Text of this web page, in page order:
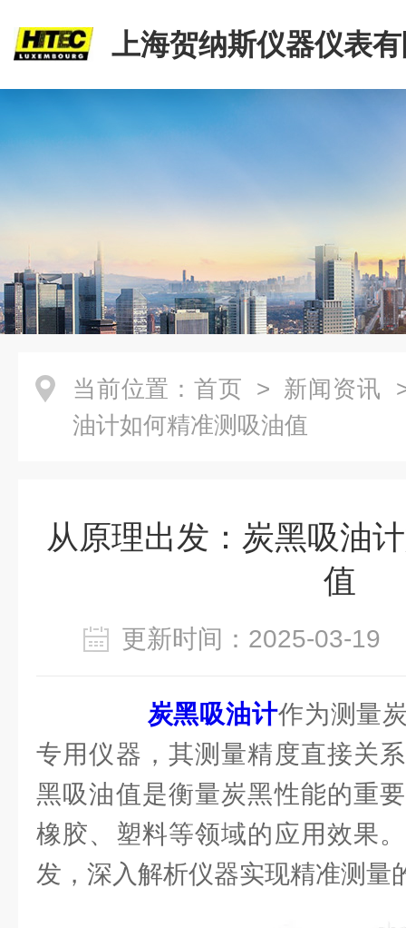
上海贺纳斯仪器仪表
当前位置： 首页 > 新闻资讯
油计如何精准测吸油值
从原理出发：炭黑吸油
值
更新时间：2025-03-
炭黑吸油计作为测量
专用仪器，其测量精度直接关
黑吸油值是衡量炭黑性能的重
橡胶、塑料等领域的应用效果
发，深入解析仪器实现精准测量